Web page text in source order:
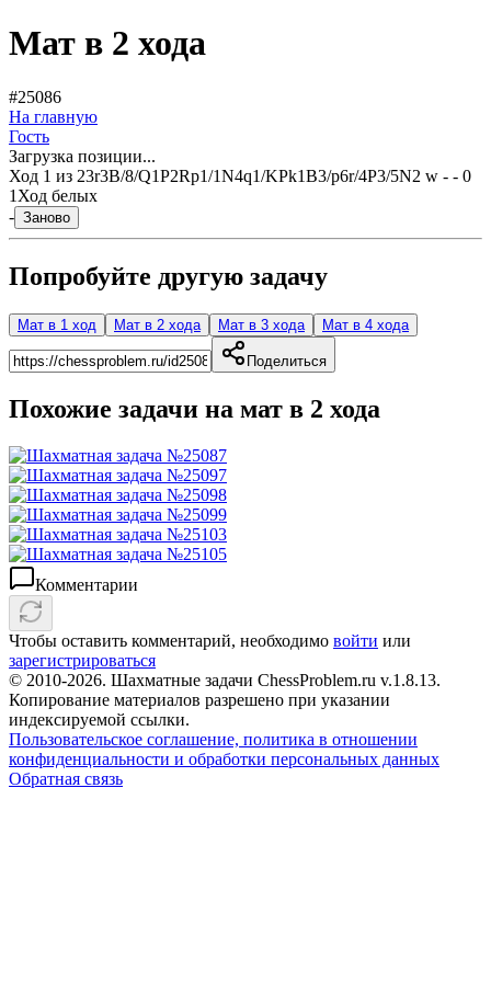
Мат в 2 хода
#25086
На главную
Гость
Загрузка позиции...
Ход 1 из 23r3B/8/Q1P2Rp1/1N4q1/KPk1B3/p6r/4P3/5N2 w - - 0
1 Ход белых
- Заново
Попробуйте другую задачу
Мат в 1 ход Мат в 2 хода Мат в 3 хода Мат в 4 хода
Поделиться
Похожие задачи на мат в 2 хода
Комментарии
Чтобы оставить комментарий, необходимо войти или
зарегистрироваться
© 2010-2026. Шахматные задачи ChessProblem.ru v.1.8.13.
Копирование материалов разрешено при указании
индексируемой ссылки.
Пользовательское соглашение, политика в отношении
конфиденциальности и обработки персональных данных
Обратная связь